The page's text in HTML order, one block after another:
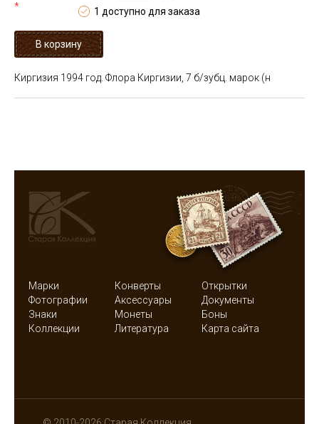
*
1 доступно для заказа
Киргизия 1994 год. Флора Киргизии, 7 б/зубц. марок (н
Марки Конверты
Открытки
Фотографии
Аксессуары
Документы
Знаки
Монеты
Боны
Коллекции
Литература Карта сайта